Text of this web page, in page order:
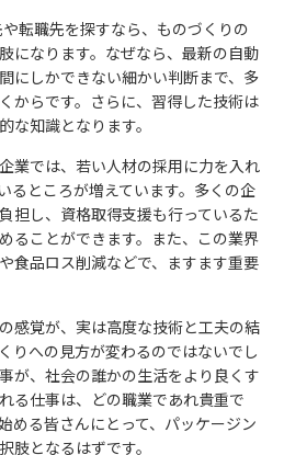
転職先を探すなら、ものづくりの
になります。なぜなら、最新の自動
にしかできない細かい判断まで、多
からです。さらに、習得した技術は
な知識となります。
業では、若い人材の採用に力を入れ
るところが増えています。多くの企
担し、資格取得支援も行っているた
ることができます。また、この業界
食品ロス削減などで、ますます重要
感覚が、実は高度な技術と工夫の結
りへの見方が変わるのではないでし
が、社会の誰かの生活をより良くす
仕事は、どの職業であれ貴重で
める皆さんにとって、パッケージン
肢となるはずです。